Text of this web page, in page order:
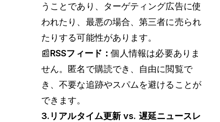
うことであり、ターゲティング広告に使
われたり、最悪の場合、第三者に売られ
たりする可能性があります。
📰RSSフィード：個人情報は必要ありま
せん。匿名で購読でき、自由に閲覧で
き、不要な追跡やスパムを避けることが
できます。
3.リアルタイム更新 vs. 遅延ニュースレ